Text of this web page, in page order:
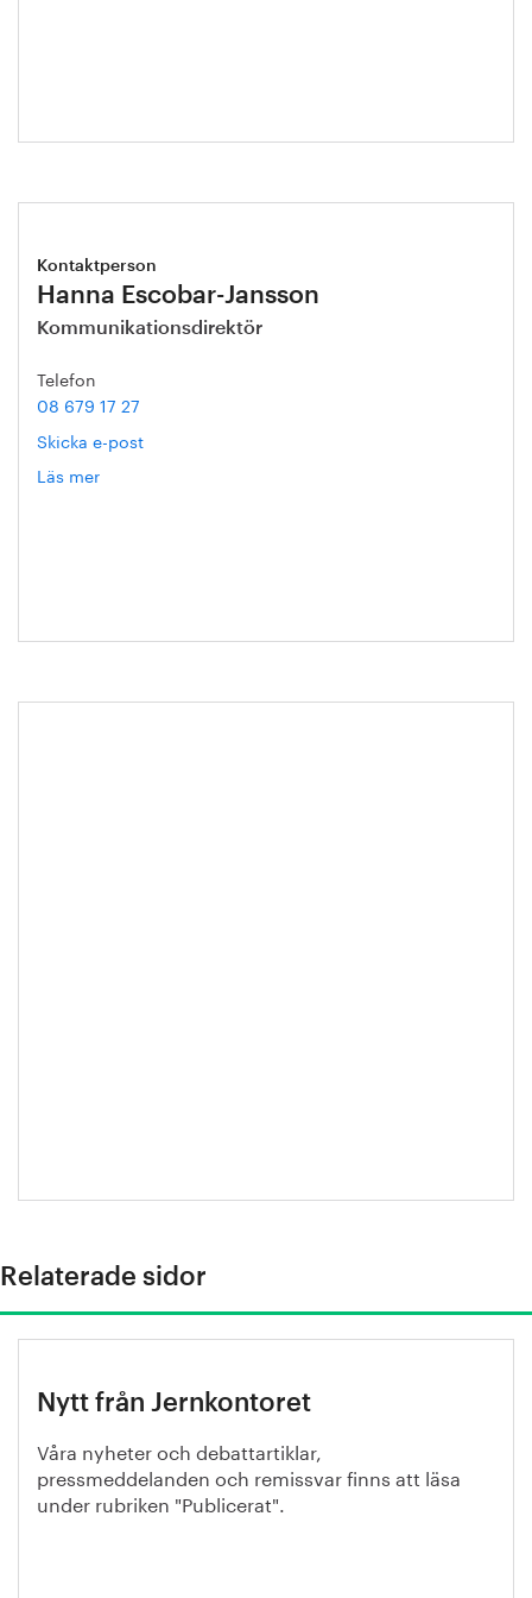
Kontaktperson
Hanna Escobar-Jansson
Kommunikationsdirektör
Telefon
08 679 17 27
Skicka e-post
Läs mer
Relaterade sidor
Nytt från Jernkontoret
Våra nyheter och debattartiklar,
pressmeddelanden och remissvar finns att läsa
under rubriken "Publicerat".